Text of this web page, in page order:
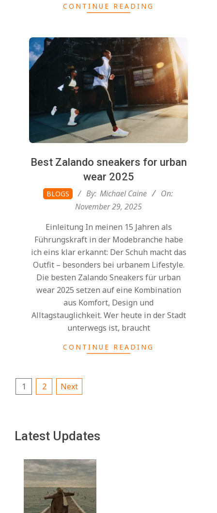
CONTINUE READING
Best Zalando sneakers for urban
wear 2025
2025-BLOGS By: Michael Caine
On:
November 29, 2025
Einleitung In meinen 15 Jahren als
Führungskraft in der Modebranche habe
ich eins klar erkannt: Der Schuh macht das
Outfit – besonders bei urbanem Lifestyle.
Die besten Zalando Sneakers für urban
wear 2025 setzen auf eine Kombination
aus Komfort, Design und
Alltagstauglichkeit. Wer heute in der Stadt
unterwegs ist, braucht
CONTINUE READING
Posts
1 2 Next
Latest Updates